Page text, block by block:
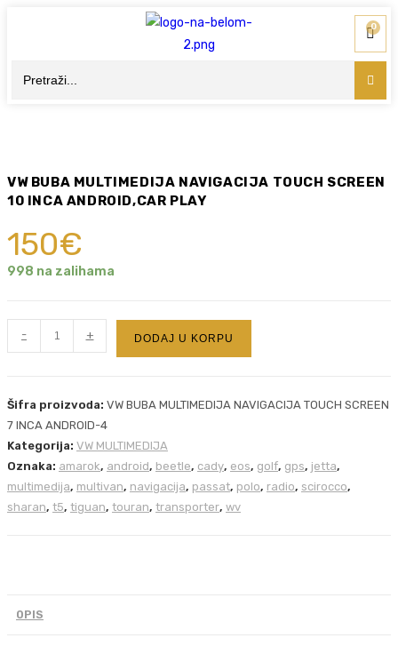
0
VW BUBA MULTIMEDIJA NAVIGACIJA TOUCH SCREEN
10 INCA ANDROID,CAR PLAY
150€
998 na zalihama
- + DODAJ U KORPU
Šifra proizvoda: VW BUBA MULTIMEDIJA NAVIGACIJA TOUCH SCREEN
7 INCA ANDROID-4
Kategorija: VW MULTIMEDIJA
Oznaka: amarok, android, beetle, cady, eos, golf, gps, jetta,
multimedija, multivan, navigacija, passat, polo, radio, scirocco,
sharan, t5, tiguan, touran, transporter, wv
OPIS